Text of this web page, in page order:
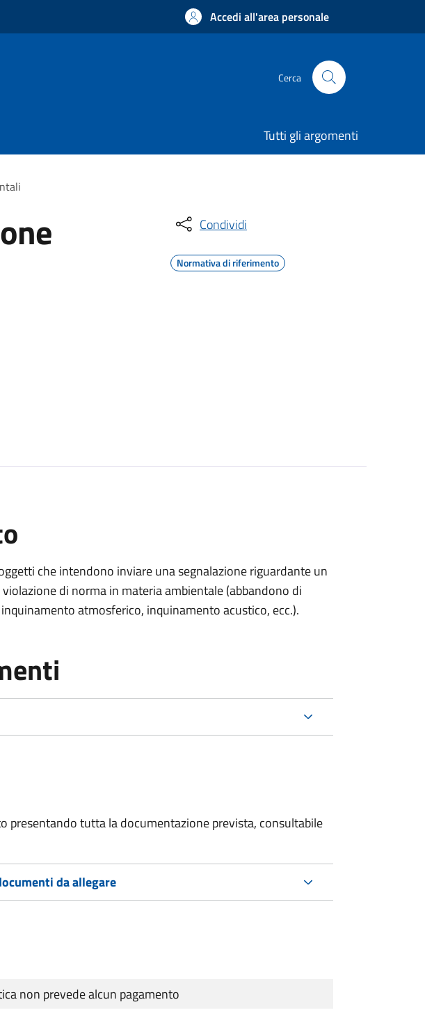
Accedi all'area personale
Cerca
Tutti gli argomenti
Condividi
Normativa di riferimento
che intendono inviare una segnalazione riguardante un
di norma in materia ambientale (abbandono di
atmosferico, inquinamento acustico, ecc.).
presentando tutta la documentazione prevista, consultabile
da allegare
non prevede alcun pagamento